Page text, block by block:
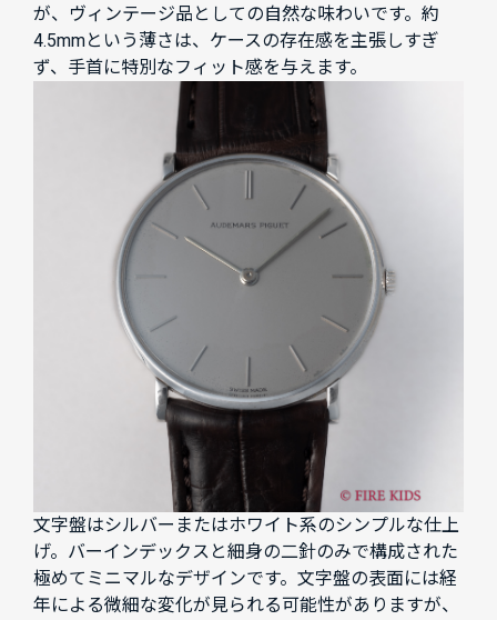
が、ヴィンテージ品としての自然な味わいです。約
4.5mmという薄さは、ケースの存在感を主張しすぎ
ず、手首に特別なフィット感を与えます。
文字盤はシルバーまたはホワイト系のシンプルな仕上
げ。バーインデックスと細身の二針のみで構成された
極めてミニマルなデザインです。文字盤の表面には経
年による微細な変化が見られる可能性がありますが、